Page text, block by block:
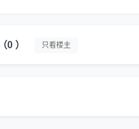
（0 ） 只看楼主